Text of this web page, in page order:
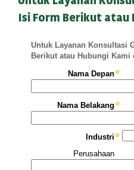
Isi Form Berikut atau